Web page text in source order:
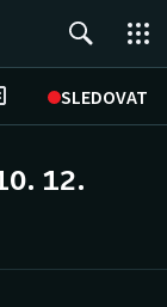
SLEDOVAT
12.